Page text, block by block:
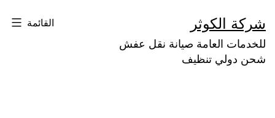
إلى
المحتوى
شركة الكوثر
للخدمات العامة صيانة نقل عفش
شحن دولي تنظيف
القائمة